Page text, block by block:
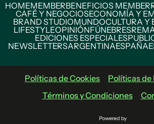
HOMEMEMBERBENEFICIOS MEMBER
CAFÉ Y NEGOCIOSECONOMÍA Y
BRAND STUDIOMUNDOCULTURA Y
LIFESTYLEOPINIÓNFÚNEBRES
EDICIONES ESPECIALES
NEWSLETTERSARGENTINAESPAÑA
Políticas de Cookies
Políticas de
Términos y Condiciones